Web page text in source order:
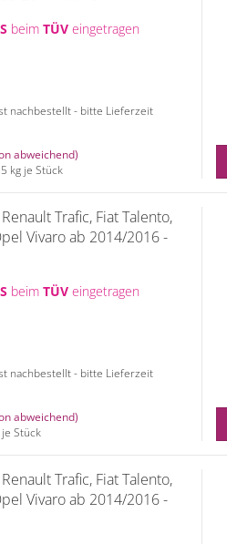
beim TÜV eingetragen
nachbestellt - bitte Lieferzeit
abweichend)
kg je Stück
Trafic, Fiat Talento,
Vivaro ab 2014/2016 -
beim TÜV eingetragen
nachbestellt - bitte Lieferzeit
abweichend)
je Stück
Trafic, Fiat Talento,
Vivaro ab 2014/2016 -